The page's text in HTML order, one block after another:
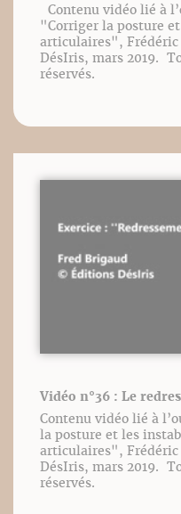
Contenu vidéo lié à
"Corriger la posture
articulaires",
DésIris, mars 2019.
réservés.
Vidéo n°36 : Le
Contenu vidéo lié à
la posture et les
articulaires",
DésIris, mars 2019.
réservés.